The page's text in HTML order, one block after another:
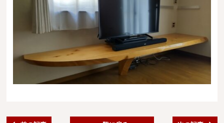
一枚板を直販できる店
オイル塗装の
メンテナンスについて
オーダー加工について
ブログ